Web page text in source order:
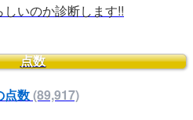
いのか診断します!!
点数
点数(89,917)